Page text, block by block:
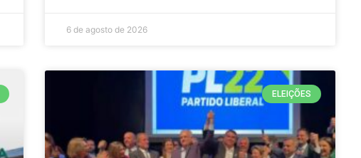
6 de agosto de 2026
ELEIÇÕES